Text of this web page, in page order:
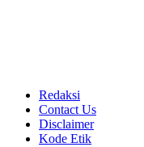
Redaksi
Contact Us
Disclaimer
Kode Etik